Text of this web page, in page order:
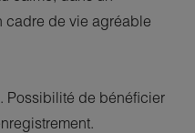
cadre de vie agréable
Possibilité de bénéficier